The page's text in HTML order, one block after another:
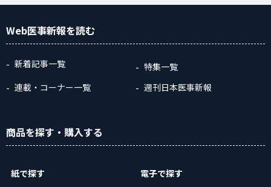
Web医事新報を読む
新着記事一覧
特集一覧
連載・コーナー一覧
週刊日本医事新報
商品を探す ・購入する
紙で探す 電子で探す